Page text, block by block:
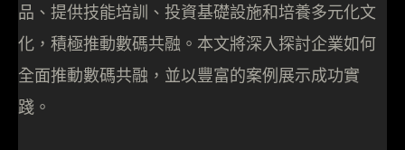
品、提供技能培訓、投資基礎設施和培養多元化文
化，積極推動數碼共融。本文將深入探討企業如何
全面推動數碼共融，並以豐富的案例展示成功實
踐。